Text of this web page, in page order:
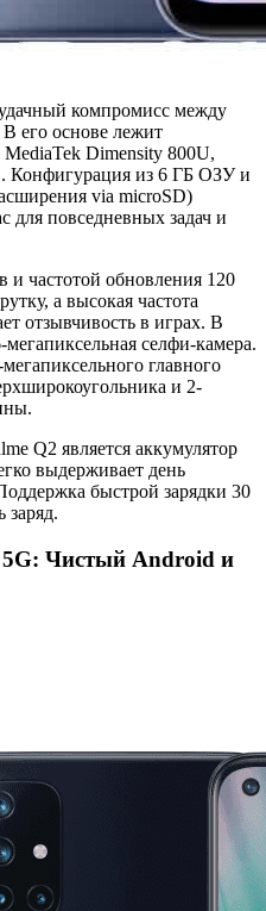
компромисс между
его основе лежит
Dimensity 800U,
Конфигурация из 6 ГБ ОЗУ и
via microSD)
для повседневных задач и
частотой обновления 120
а высокая частота
отзывчивость в играх. В
селфи-камера.
главного
и 2-
Q2 является аккумулятор
выдерживает день
быстрой зарядки 30
заряд.
Чистый Android и